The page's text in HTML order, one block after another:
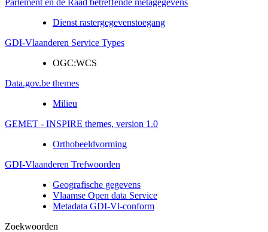
Dienst rastergegevenstoegang
GDI-Vlaanderen Service Types
OGC:WCS
Data.gov.be themes
Milieu
GEMET - INSPIRE themes, version 1.0
Orthobeeldvorming
GDI-Vlaanderen Trefwoorden
Geografische gegevens
Vlaamse Open data Service
Metadata GDI-Vl-conform
Zoekwoorden